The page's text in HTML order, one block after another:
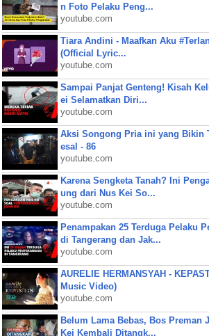
n Foto Pelaku Peng...
youtube.com
Tiara Andini - Maafkan Aku
(Official Lyric...
youtube.com
Sampai Panjat Genteng! Kisah
ei Selamatkan Diri...
youtube.com
Aksi Songong Pria ini yang Bikin
esal - 86
youtube.com
Karena Sengketa Tanah? Ini
ung dari Nus Kei So...
youtube.com
Penampakan 25 Terduga Pelaku
di Tangerang dan Jak...
youtube.com
AURELIE HERMANSYAH -
Music Video)
youtube.com
Belum Lama Bebas, Bos Preman
Kei Kembali Ditangk...